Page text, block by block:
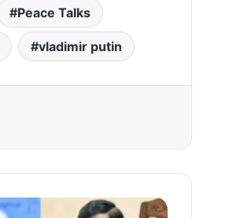
Peace Talks
vladimir putin